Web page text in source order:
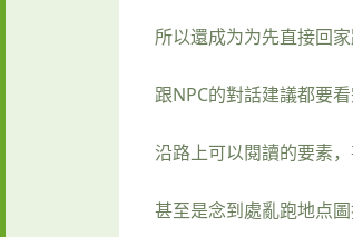
所以還成为为先直接回
跟NPC的對話建議都要
沿路上可以閱讀的要素
甚至是念到處亂跑地点